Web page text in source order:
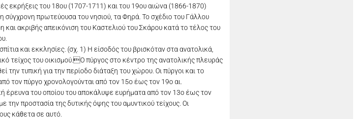
εκρήξεις του 18ου (1707-1711) και του 19ου αιώνα (1866-1870)
πρωτεύουσα του νησιού, τα Φηρά. Το σχέδιο του Γάλλου
ακριβής απεικόνιση του Καστελιού του Σκάρου κατά το τέλος του
και εκκλησίες. (σχ. 1) Η είσοδός του βρισκόταν στα ανατολικά,
τείχος του οικισμού.Ο πύργος στο κέντρο της ανατολικής πλευράς
τυπική για την περίοδο διάταξη του χώρου. Οι πύργοι και το
τον πύργο χρονολογούνται από τον 15ο έως τον 19ο αι.
έρευνα του οποίου του αποκάλυψε ευρήματα από τον 13ο έως τον
προστασία της δυτικής όψης του αμυντικού τείχους. Οι
κάθετα σε αυτό.